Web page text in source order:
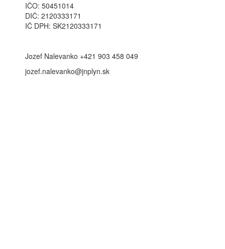
IČO: 50451014
DIČ: 2120333171
IČ DPH: SK2120333171
Jozef Nalevanko +421 903 458 049
jozef.nalevanko@jnplyn.sk